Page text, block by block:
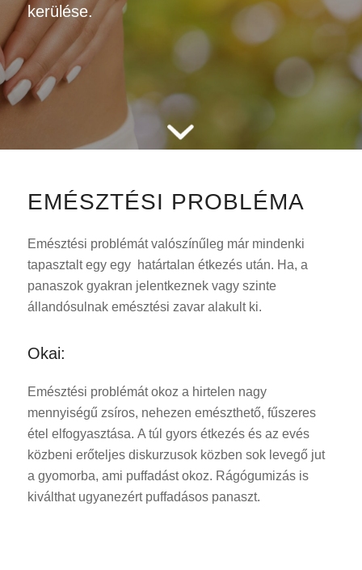
kerülése.
EMÉSZTÉSI PROBLÉMA
Emésztési problémát valószínűleg már mindenki
tapasztalt egy egy határtalan étkezés után. Ha, a
panaszok gyakran jelentkeznek vagy szinte
állandósulnak emésztési zavar alakult ki.
Okai:
Emésztési problémát okoz a hirtelen nagy
mennyiségű zsíros, nehezen emészthető, fűszeres
étel elfogyasztása. A túl gyors étkezés és az evés
közbeni erőteljes diskurzusok közben sok levegő jut
a gyomorba, ami puffadást okoz. Rágógumizás is
kiválthat ugyanezért puffadásos panaszt.